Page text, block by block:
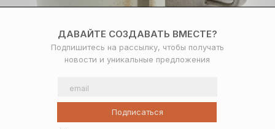
ДАВАЙТЕ СОЗДАВАТЬ ВМЕСТЕ?
Подпишитесь на рассылку, чтобы получать
новости и уникальные предложения
Подписаться